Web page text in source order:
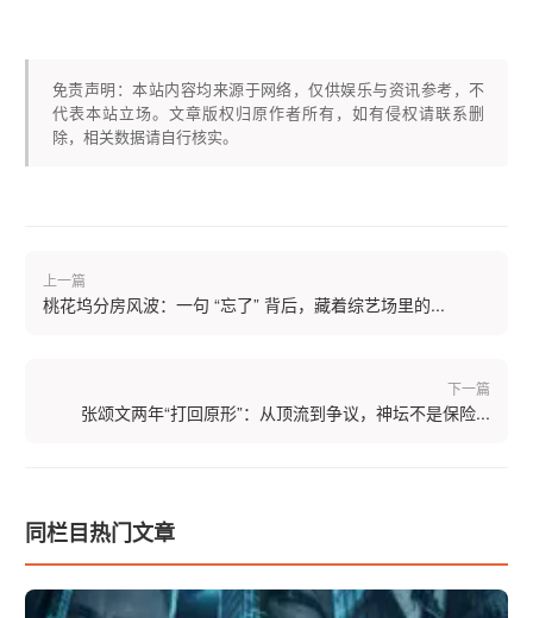
免责声明：本站内容均来源于网络，仅供娱乐与资讯参考，不
代表本站立场。文章版权归原作者所有，如有侵权请联系删
除，相关数据请自行核实。
上一篇
桃花坞分房风波：一句 “忘了” 背后，藏着综艺场里的...
下一篇
张颂文两年“打回原形”：从顶流到争议，神坛不是保险...
同栏目热门文章